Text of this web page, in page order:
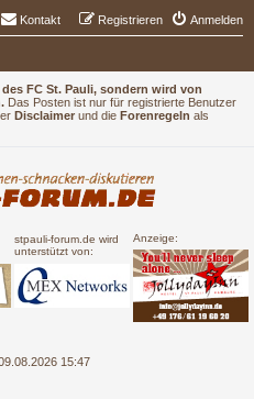
FC St. Pauli, sondern wird von
Das Posten ist nur für registrierte Benutzer
Disclaimer und die Forenregeln als
stpauli-forum.de wird
unterstützt von:
Anzeige:
Kontakt Anmelden
Registrieren
15:47